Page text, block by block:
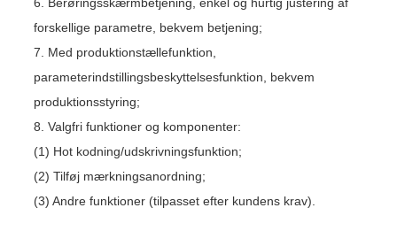
forskellige parametre, bekvem betjening;
7. Med produktionstællefunktion,
parameterindstillingsbeskyttelsesfunktion, bekvem
produktionsstyring;
8. Valgfri funktioner og komponenter:
(1) Hot kodning/udskrivningsfunktion;
(2) Tilføj mærkningsanordning;
(3) Andre funktioner (tilpasset efter kundens krav).